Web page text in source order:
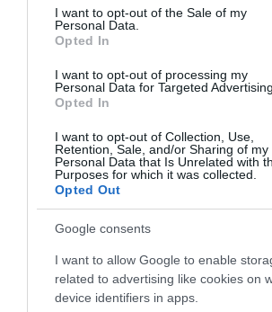
consent section.
I want to opt-out of the Sale of my
Personal Data.
Opted In
I want to opt-out of processing my
Personal Data for Targeted Advertising.
Opted In
I want to opt-out of Collection, Use,
Retention, Sale, and/or Sharing of my
Personal Data that Is Unrelated with
Purposes for which it was collected.
Opted Out
Google consents
I want to allow Google to enable
related to advertising like cookies on
device identifiers in apps.
06.08.2026 | 20:00
Έσπασαν πιάτα στο κεφάλι του
Αταμάν – Βίντεο από τη Σύμη
Φωτιά στη Σκύρο: Συνεχίζει να
καίει στο Νησί, συγκλονιστική
μαρτυρία – Νέες εικόνες και
βίντεο
Ξεκινάει τεράστιο έργο αξίας
2.425.000€ στην Εύβοια – Δείτε
Παναθηναϊκού και
ΠΑΟΚ στα
προκριματικά
πρώτη
Ποιος είναι ο
απαράβατος κανόνας
των 30 λεπτών που
έχει ο Λιονέλ Μέσι
από την